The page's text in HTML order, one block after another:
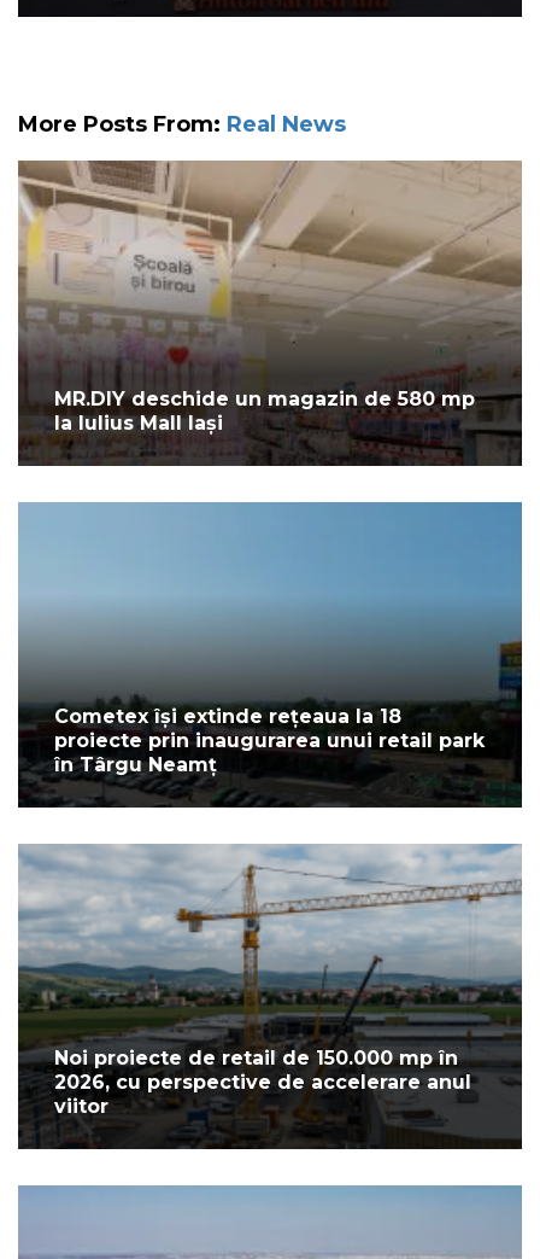
More Posts From: Real News
MR.DIY deschide un magazin de 580 mp
la Iulius Mall Iași
Cometex își extinde rețeaua la 18
proiecte prin inaugurarea unui retail park
în Târgu Neamț
Noi proiecte de retail de 150.000 mp în
2026, cu perspective de accelerare anul
viitor